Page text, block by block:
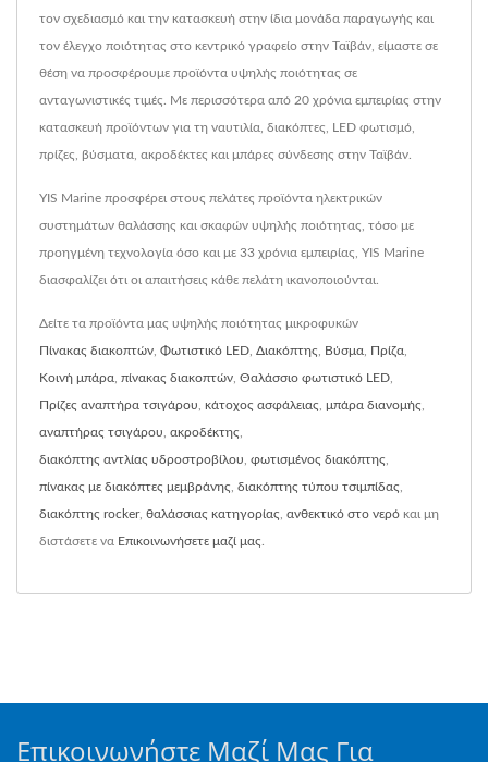
τον σχεδιασμό και την κατασκευή στην ίδια μονάδα παραγωγής και
τον έλεγχο ποιότητας στο κεντρικό γραφείο στην Ταϊβάν, είμαστε σε
θέση να προσφέρουμε προϊόντα υψηλής ποιότητας σε
ανταγωνιστικές τιμές. Με περισσότερα από 20 χρόνια εμπειρίας στην
κατασκευή προϊόντων για τη ναυτιλία, διακόπτες, LED φωτισμό,
πρίζες, βύσματα, ακροδέκτες και μπάρες σύνδεσης στην Ταϊβάν.
YIS Marine προσφέρει στους πελάτες προϊόντα ηλεκτρικών
συστημάτων θαλάσσης και σκαφών υψηλής ποιότητας, τόσο με
προηγμένη τεχνολογία όσο και με 33 χρόνια εμπειρίας, YIS Marine
διασφαλίζει ότι οι απαιτήσεις κάθε πελάτη ικανοποιούνται.
Δείτε τα προϊόντα μας υψηλής ποιότητας μικροφυκών
Πίνακας διακοπτών Φωτιστικό LED Διακόπτης Βύσμα Πρίζα
Κοινή μπάρα πίνακας διακοπτών Θαλάσσιο φωτιστικό LED
Πρίζες αναπτήρα τσιγάρου κάτοχος ασφάλειας μπάρα διανομής
αναπτήρας τσιγάρου ακροδέκτης
διακόπτης αντλίας υδροστροβίλου φωτισμένος διακόπτης
πίνακας με διακόπτες μεμβράνης διακόπτης τύπου τσιμπίδας
διακόπτης rocker, θαλάσσιας κατηγορίας ανθεκτικό στο νερό και μη
διστάσετε να Επικοινωνήσετε μαζί μας
Επικοινωνήστε Μαζί Μας Για